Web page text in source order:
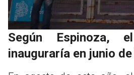
Según Espinoza,
inauguraría en junio